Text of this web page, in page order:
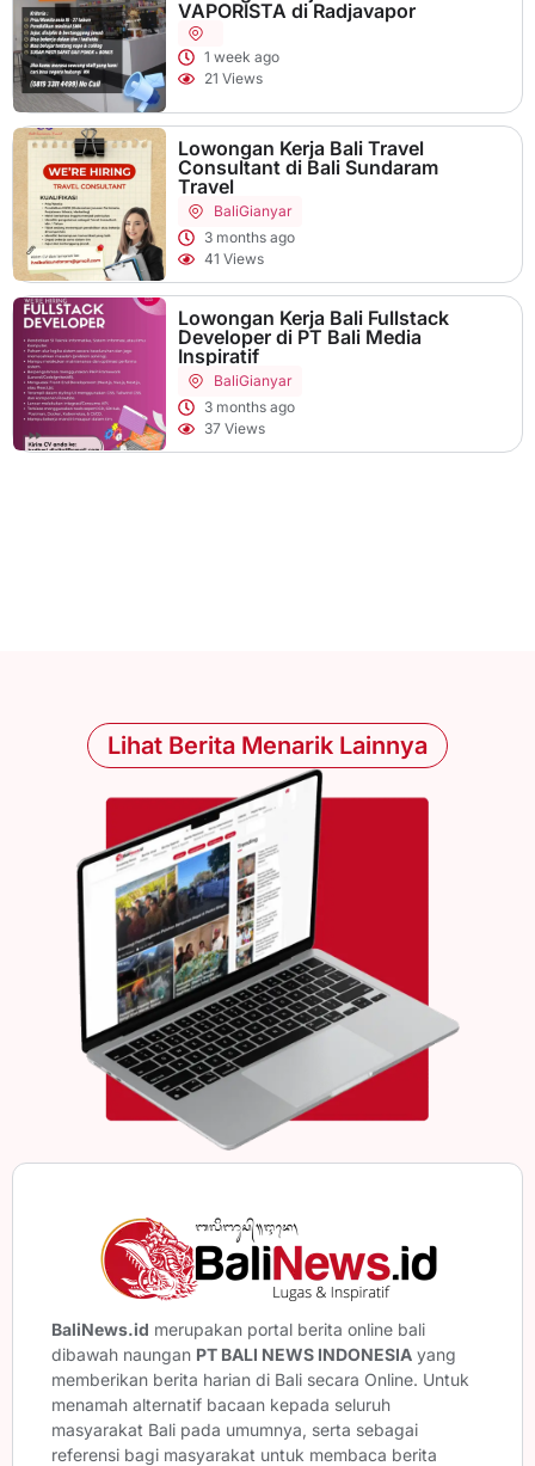
VAPORISTA di Radjavapor
1 week ago
21 Views
Lowongan Kerja Bali Travel
Consultant di Bali Sundaram
Travel
BaliGianyar
3 months ago
41 Views
Lowongan Kerja Bali Fullstack
Developer di PT Bali Media
Inspiratif
BaliGianyar
3 months ago
37 Views
Lihat Berita Menarik Lainnya
BaliNews.id merupakan portal berita online bali
dibawah naungan PT BALI NEWS INDONESIA yang
memberikan berita harian di Bali secara Online. Untuk
menamah alternatif bacaan kepada seluruh
masyarakat Bali pada umumnya, serta sebagai
referensi bagi masyarakat untuk membaca berita